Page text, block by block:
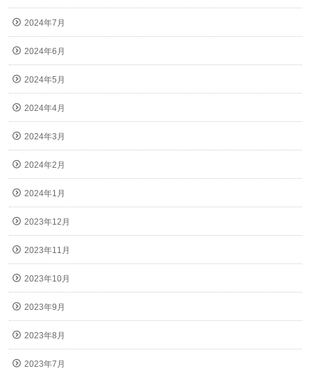
2024年7月
2024年6月
2024年5月
2024年4月
2024年3月
2024年2月
2024年1月
2023年12月
2023年11月
2023年10月
2023年9月
2023年8月
2023年7月